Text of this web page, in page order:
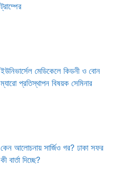
ট্রাম্পের
ইউনিভার্সেল মেডিকেলে কিডনী ও বোন
ম্যারো প্রতিস্থাপন বিষয়ক সেমিনার
কেন আলোচনায় সার্জিও গর? ঢাকা সফর
কী বার্তা দিচ্ছে?